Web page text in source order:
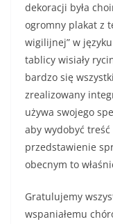
dekoracji była
ogromny plakat z
wigilijnej” w
tablicy wisiały
bardzo się
zrealizowany
używa swojego
aby wydobyć treść
przedstawienie
obecnym to
Gratulujemy
wspaniałemu